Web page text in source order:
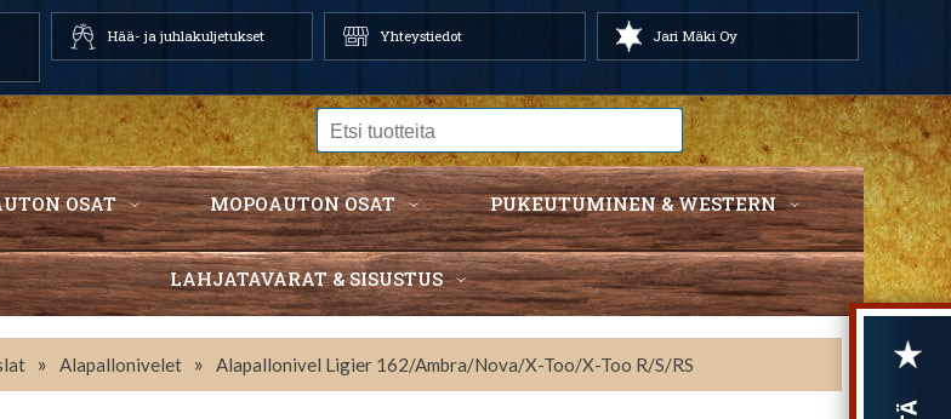
Hää- ja juhlakuljetukset Yhteystiedot Jari Mäki Oy
OSAT MOPOAUTON OSAT PUKEUTUMINEN & WESTERN
LAHJATAVARAT & SISUSTUS
» Alapallonivelet » Alapallonivel Ligier 162/Ambra/Nova/X-Too/X-Too R/S/RS